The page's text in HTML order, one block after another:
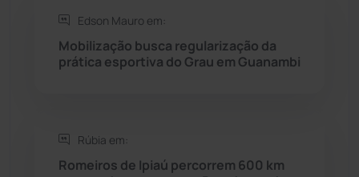
Rio do Antônio
Rio do Pires (97)
Seabra
Edson Mauro em:
Mobilização busca regularização da
prática esportiva do Grau em Guanambi
Rúbia em:
Romeiros de Ipiaú percorrem 600 km